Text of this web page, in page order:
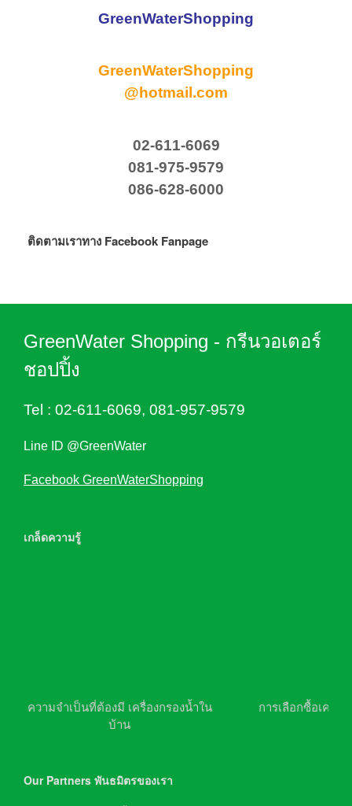
GreenWaterShopping
GreenWaterShopping
@hotmail.com
02-611-6069
081-975-9579
086-628-6000
ติดตามเราทาง Facebook Fanpage
GreenWater Shopping - กรีนวอเตอร์
ชอปปิ้ง
Tel : 02-611-6069, 081-957-9579
Line ID @GreenWater
Facebook GreenWaterShopping
เกล็ดความรู้
ความจำเป็นที่ต้องมี เครื่องกรองน้ำใน
บ้าน
การเลือกซื้อเครื่อ
Our Partners พันธมิตรของเรา